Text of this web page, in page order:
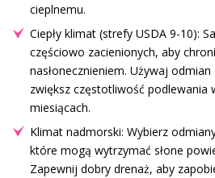
cieplnemu.
Ciepły klimat (strefy USDA 9-10):
częściowo zacienionych, aby
nasłonecznieniem. Używaj
zwiększ częstotliwość podlewania
miesiącach.
Klimat nadmorski: Wybierz
które mogą wytrzymać słone
Zapewnij dobry drenaż, aby